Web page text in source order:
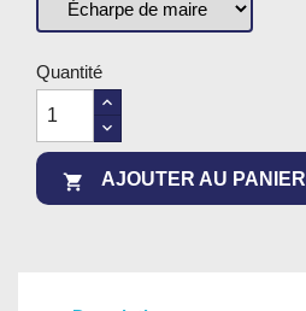
Quantité
 AJOUTER AU PANIER